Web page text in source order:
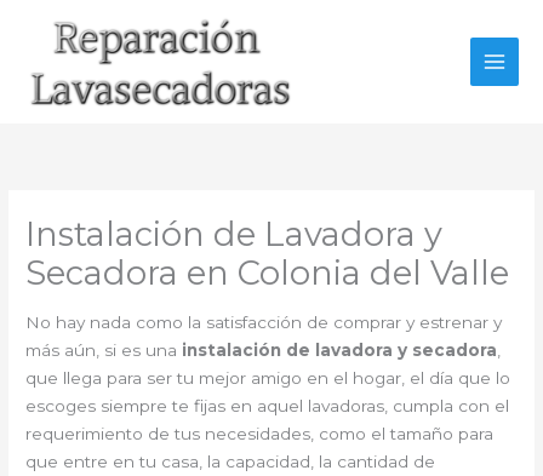
Instalación de Lavadora y
Secadora en Colonia del Valle
No hay nada como la satisfacción de comprar y estrenar y
más aún, si es una instalación de lavadora y secadora,
que llega para ser tu mejor amigo en el hogar, el día que lo
escoges siempre te fijas en aquel lavadoras, cumpla con el
requerimiento de tus necesidades, como el tamaño para
que entre en tu casa, la capacidad, la cantidad de